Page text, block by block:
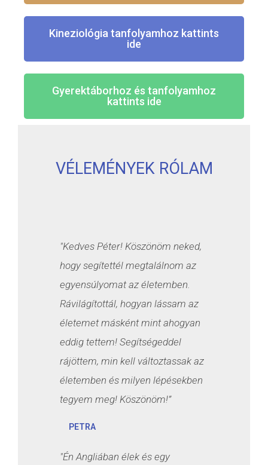
Kineziológia tanfolyamhoz kattints
ide
Gyerektáborhoz és tanfolyamhoz
kattints ide
VÉLEMÉNYEK RÓLAM
"Kedves Péter! Köszönöm neked,
hogy segítettél megtalálnom az
egyensúlyomat az életemben.
Rávilágítottál, hogyan lássam az
életemet másként mint ahogyan
eddig tettem! Segítségeddel
rájöttem, min kell változtassak az
életemben és milyen lépésekben
tegyem meg! Köszönöm!”
PETRA
"Én Angliában élek és egy